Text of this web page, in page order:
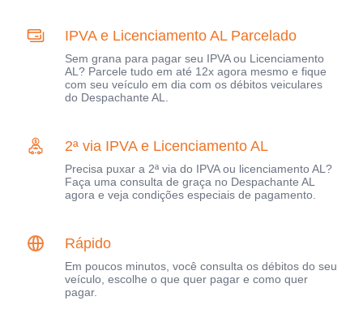
IPVA e Licenciamento AL Parcelado
Sem grana para pagar seu IPVA ou Licenciamento
AL? Parcele tudo em até 12x agora mesmo e fique
com seu veículo em dia com os débitos veiculares
do Despachante AL.
2ª via IPVA e Licenciamento AL
Precisa puxar a 2ª via do IPVA ou licenciamento AL?
Faça uma consulta de graça no Despachante AL
agora e veja condições especiais de pagamento.
Rápido
Em poucos minutos, você consulta os débitos do seu
veículo, escolhe o que quer pagar e como quer
pagar.